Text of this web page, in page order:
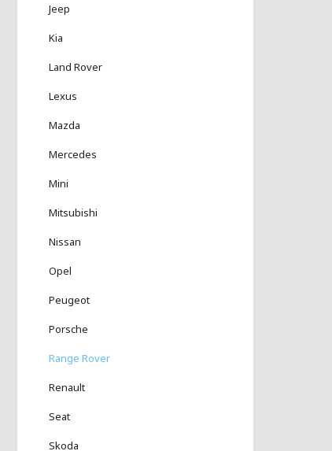
Jeep
Kia
Land Rover
Lexus
Mazda
Mercedes
Mini
Mitsubishi
Nissan
Opel
Peugeot
Porsche
Range Rover
Renault
Seat
Skoda